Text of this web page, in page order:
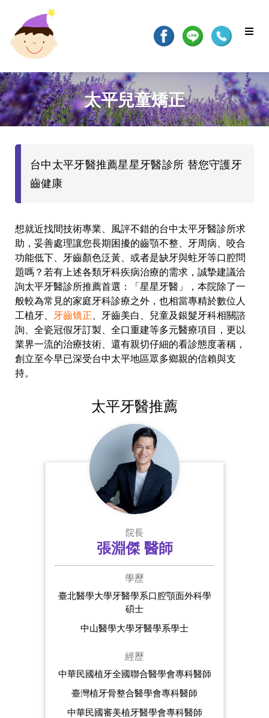
太平兒童矯正
台中太平牙醫推薦星星牙醫診所 替您守護牙
齒健康
想就近找間技術專業、風評不錯的台中太平牙醫診所求
助，妥善處理讓您長期困擾的齒顎不整、牙周病、咬合
功能低下、牙齒顏色泛黃、或者是缺牙與蛀牙等口腔問
題嗎？若有上述各類牙科疾病治療的需求，誠摯建議洽
詢太平牙醫診所推薦首選：「星星牙醫」，本院除了一
般較為常見的家庭牙科診療之外，也相當專精於數位人
工植牙、 牙齒矯正、牙齒美白、兒童及銀髮牙科相關諮
詢、全瓷冠假牙訂製、全口重建等多元醫療項目，更以
業界一流的治療技術、還有親切仔細的看診態度著稱，
創立至今早已深受台中太平地區眾多鄉親的信賴與支
持。
太平牙醫推薦
院長
張淵傑 醫師
學歷
臺北醫學大學牙醫學系口腔顎面外科學
碩士
中山醫學大學牙醫學系學士
經歷
中華民國植牙全國聯合醫學會專科醫師
臺灣植牙骨整合醫學會專科醫師
中華民國審美植牙醫學會專科醫師